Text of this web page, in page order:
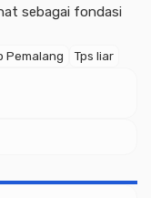
sebagai fondasi
Pemalang Tps liar